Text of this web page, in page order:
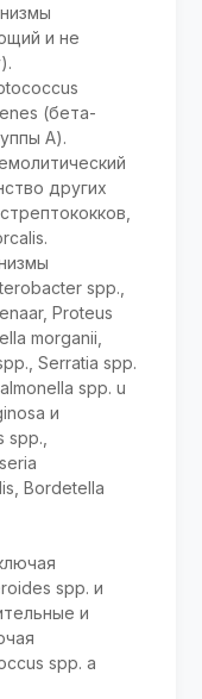
и не
(бета-
А).
других
spp.,
Proteus
morganii,
Serratia spp.
spp. u
и
Bordetella
spp. и
и
spp. a